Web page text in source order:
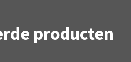
producten